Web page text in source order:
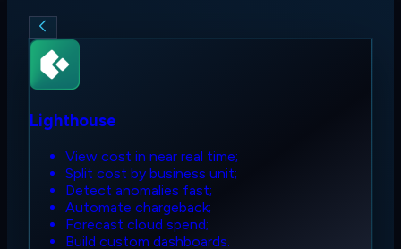
Lighthouse
View cost in near real time;
Split cost by business unit;
Detect anomalies fast;
Automate chargeback;
Forecast cloud spend;
Build custom dashboards.